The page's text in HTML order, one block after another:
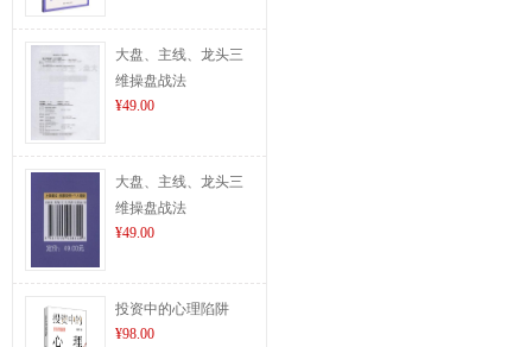
大盘、主线、龙头三
维操盘战法
¥49.00
大盘、主线、龙头三
维操盘战法
¥49.00
投资中的心理陷阱
¥98.00